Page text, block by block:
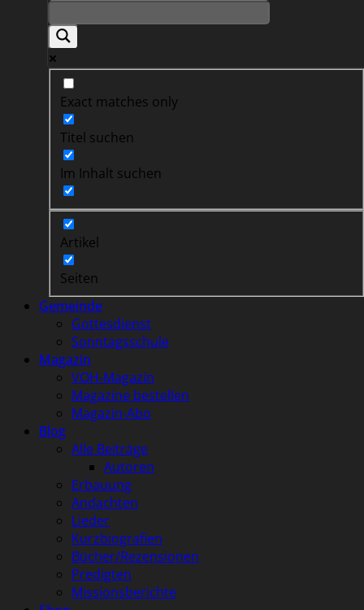
Exact matches only
Titel suchen
Im Inhalt suchen
Artikel
Seiten
Gemeinde
Gottesdienst
Sonntagsschule
Magazin
VOH-Magazin
Magazine bestellen
Magazin-Abo
Blog
Alle Beiträge
Autoren
Erbauung
Andachten
Lieder
Kurzbiografien
Bücher/Rezensionen
Predigten
Missionsberichte